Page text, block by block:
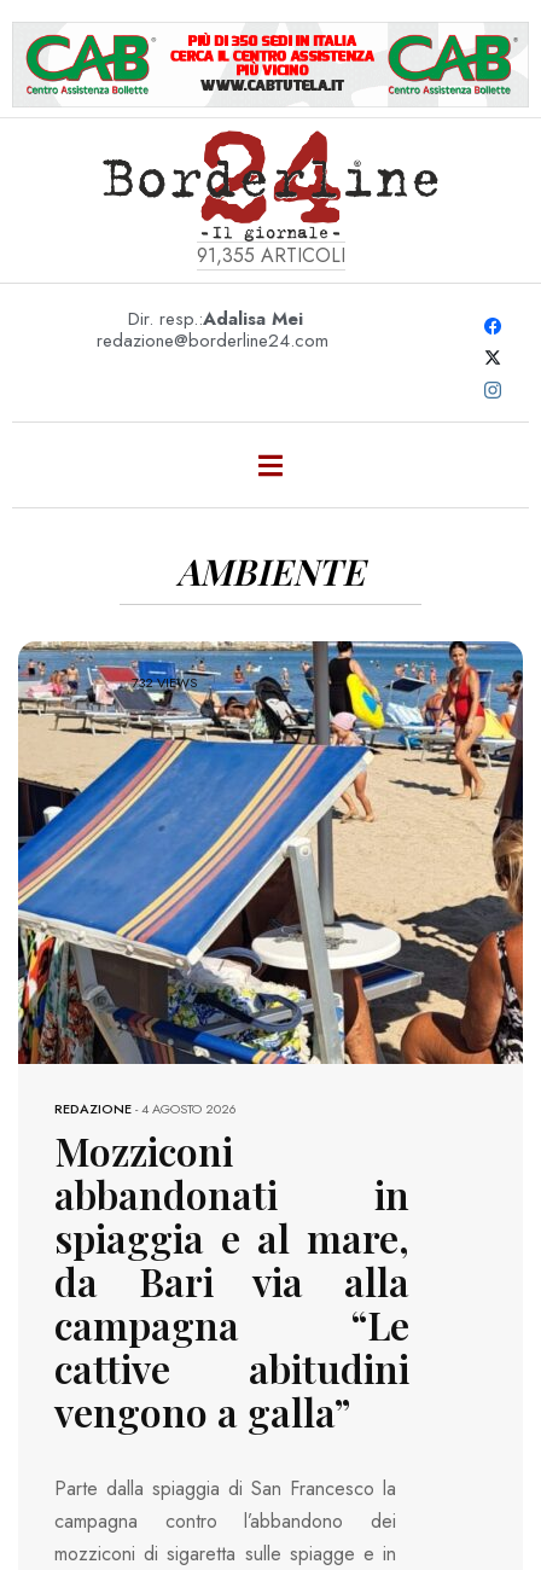
91,355 ARTICOLI
Dir. resp.:Adalisa Mei
redazione@borderline24.com
AMBIENTE
732 VIEWS
REDAZIONE-4 AGOSTO 2026
Mozziconi
abbandonati in
spiaggia e al mare,
da Bari via alla
campagna “Le
cattive abitudini
vengono a galla”
Parte dalla spiaggia di San Francesco la
campagna contro l’abbandono dei
mozziconi di sigaretta sulle spiagge e in